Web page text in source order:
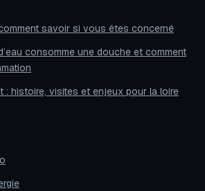
savoir si vous êtes concerné
consomme une douche et comment
: histoire, visites et enjeux pour la loire